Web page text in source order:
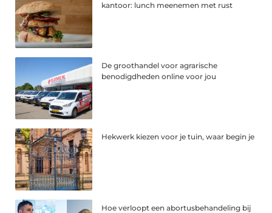
kantoor: lunch meenemen met rust
De groothandel voor agrarische
benodigdheden online voor jou
Hekwerk kiezen voor je tuin, waar begin je
Hoe verloopt een abortusbehandeling bij